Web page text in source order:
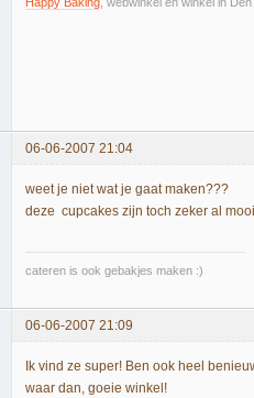
06-06-2007 21:04
weet je niet wat je gaat maken???
deze cupcakes zijn toch zeker al
cateren is ook gebakjes maken :)
06-06-2007 21:09
Ik vind ze super! Ben ook heel
waar dan, goeie winkel!